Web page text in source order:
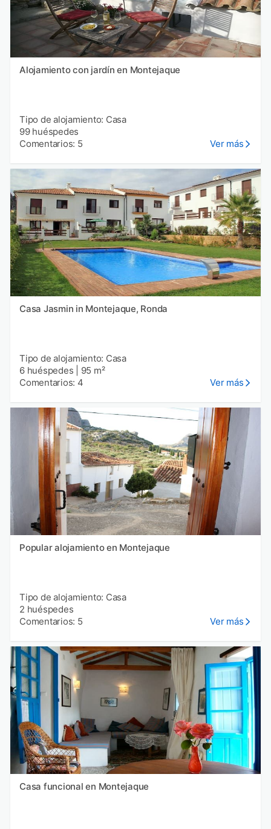
Alojamiento con jardín en Montejaque
Tipo de alojamiento: Casa
99 huéspedes
Comentarios: 5
Ver más
Casa Jasmin in Montejaque, Ronda
Tipo de alojamiento: Casa
6 huéspedes
95 m²
Comentarios: 4
Ver más
Popular alojamiento en Montejaque
Tipo de alojamiento: Casa
2 huéspedes
Comentarios: 5
Ver más
Casa funcional en Montejaque